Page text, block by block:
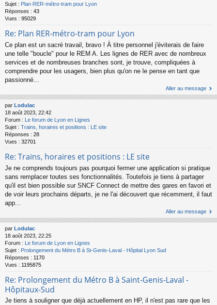
Sujet : Plan RER-métro-tram pour Lyon
Réponses : 43
Vues : 95029
Re: Plan RER-métro-tram pour Lyon
Ce plan est un sacré travail, bravo ! À titre personnel j'éviterais de faire
une telle "boucle" pour le REM A. Les lignes de RER avec de nombreux
services et de nombreuses branches sont, je trouve, compliquées à
comprendre pour les usagers, bien plus qu'on ne le pense en tant que
passionné...
Aller au message
par Lodulac
18 août 2023, 22:42
Forum : Le forum de Lyon en Lignes
Sujet : Trains, horaires et positions : LE site
Réponses : 28
Vues : 32701
Re: Trains, horaires et positions : LE site
Je ne comprends toujours pas pourquoi fermer une application si pratique
sans remplacer toutes ses fonctionnalités. Toutefois je tiens à partager
qu'il est bien possible sur SNCF Connect de mettre des gares en favori et
de voir leurs prochains départs, je ne l'ai découvert que récemment, il faut
app...
Aller au message
par Lodulac
18 août 2023, 22:25
Forum : Le forum de Lyon en Lignes
Sujet : Prolongement du Métro B à St-Genis-Laval - Hôpital Lyon Sud
Réponses : 1170
Vues : 1195875
Re: Prolongement du Métro B à Saint-Genis-Laval -
Hôpitaux-Sud
Je tiens à souligner que déjà actuellement en HP, il n'est pas rare que les